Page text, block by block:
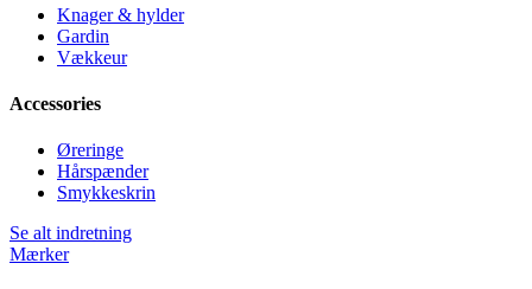
Knager & hylder
Gardin
Vækkeur
Accessories
Øreringe
Hårspænder
Smykkeskrin
Se alt indretning
Mærker